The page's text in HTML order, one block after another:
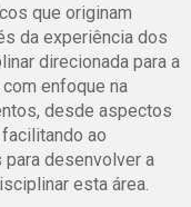
que originam
da experiência dos
direcionada para a
enfoque na
desde aspectos
ao
desenvolver a
esta área.